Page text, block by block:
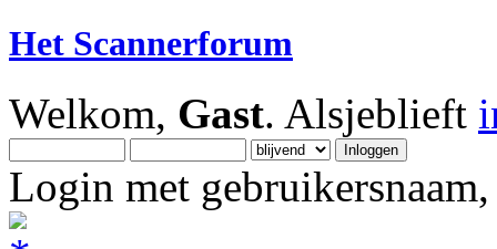
Het Scannerforum
Welkom, Gast. Alsjeblieft
Login met